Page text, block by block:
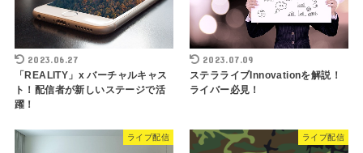
2023.06.27
「REALITY」x バーチャルキャス
ト！配信者が新しいステージで活
躍！
2023.07.09
ステラライブInnovationを解説！
ライバー必見！
ライブ配信 ライブ配信